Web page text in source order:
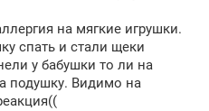
на мягкие игрушки.
спать и стали щеки
у бабушки то ли на
подушку. Видимо на